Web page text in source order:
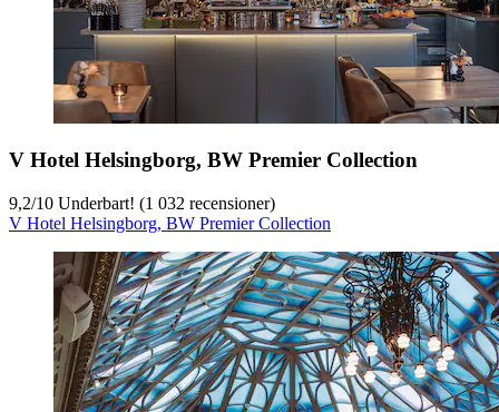
V Hotel Helsingborg, BW Premier Collection
9,2/10 Underbart! (1 032 recensioner)
V Hotel Helsingborg, BW Premier Collection